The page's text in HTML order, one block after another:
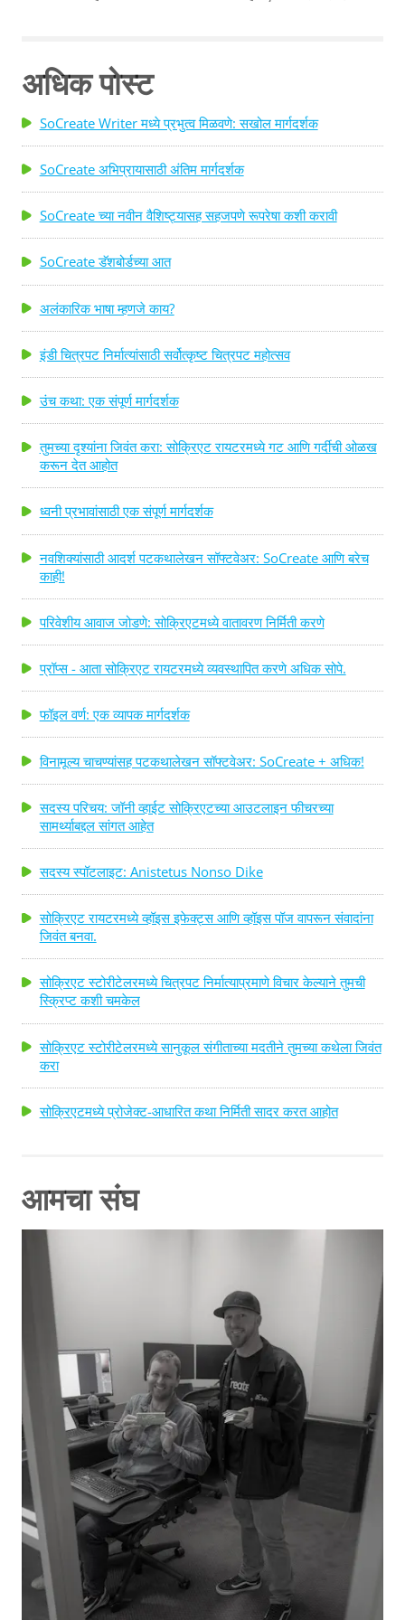
स्वतःचा एक मजबूत प्लॉट ट्विस्ट कसा लिहाल? तुमच्या पटकथेत
अनपेक्षित आणि अविस्मरणीय प्लॉट ट्विस्ट लिहिण्यास मदत करण्यासाठी
येथे काही टिपा आहेत! प्लॉट ट्विस्ट लिहिण्यासाठी टीप 1: योजना,
योजना, योजना. मी किती पूर्व-लेखन आहे यावर जोर देऊ शकत नाही ...
अधिक पोस्ट
SoCreate Writer मध्ये प्रभुत्व मिळवणे: सखोल मार्गदर्शक
SoCreate अभिप्रायासाठी अंतिम मार्गदर्शक
SoCreate च्या नवीन वैशिष्ट्यासह सहजपणे रूपरेषा कशी करावी
SoCreate डॅशबोर्डच्या आत
अलंकारिक भाषा म्हणजे काय?
इंडी चित्रपट निर्मात्यांसाठी सर्वोत्कृष्ट चित्रपट महोत्सव
उंच कथा: एक संपूर्ण मार्गदर्शक
तुमच्या दृश्यांना जिवंत करा: सोक्रिएट रायटरमध्ये गट आणि गर्दीची ओळख
करून देत आहोत
ध्वनी प्रभावांसाठी एक संपूर्ण मार्गदर्शक
नवशिक्यांसाठी आदर्श पटकथालेखन सॉफ्टवेअर: SoCreate आणि बरेच
काही!
परिवेशीय आवाज जोडणे: सोक्रिएटमध्ये वातावरण निर्मिती करणे
प्रॉप्स - आता सोक्रिएट रायटरमध्ये व्यवस्थापित करणे अधिक सोपे.
फॉइल वर्ण: एक व्यापक मार्गदर्शक
विनामूल्य चाचण्यांसह पटकथालेखन सॉफ्टवेअर: SoCreate + अधिक!
सदस्य परिचय: जॉनी व्हाईट सोक्रिएटच्या आउटलाइन फीचरच्या
सामर्थ्याबद्दल सांगत आहेत
सदस्य स्पॉटलाइट: Anistetus Nonso Dike
सोक्रिएट रायटरमध्ये व्हॉइस इफेक्ट्स आणि व्हॉइस पॉज वापरून संवादांना
जिवंत बनवा.
सोक्रिएट स्टोरीटेलरमध्ये चित्रपट निर्मात्याप्रमाणे विचार केल्याने तुमची
स्क्रिप्ट कशी चमकेल
सोक्रिएट स्टोरीटेलरमध्ये सानुकूल संगीताच्या मदतीने तुमच्या कथेला जिवंत
करा
सोक्रिएटमध्ये प्रोजेक्ट-आधारित कथा निर्मिती सादर करत आहोत
आमचा संघ